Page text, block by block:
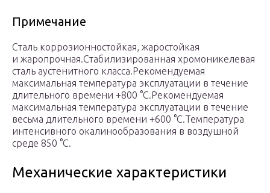
Примечание
Сталь коррозионностойкая, жаростойкая
и жаропрочная.Стабилизированная хромоникелевая
сталь аустенитного класса.Рекомендуемая
максимальная температура эксплуатации в течение
длительного времени +800 °C.Рекомендуемая
максимальная температура эксплуатации в течение
весьма длительного времени +600 °C.Температура
интенсивного окалинообразования в воздушной
среде 850 °C.
Механические характеристики